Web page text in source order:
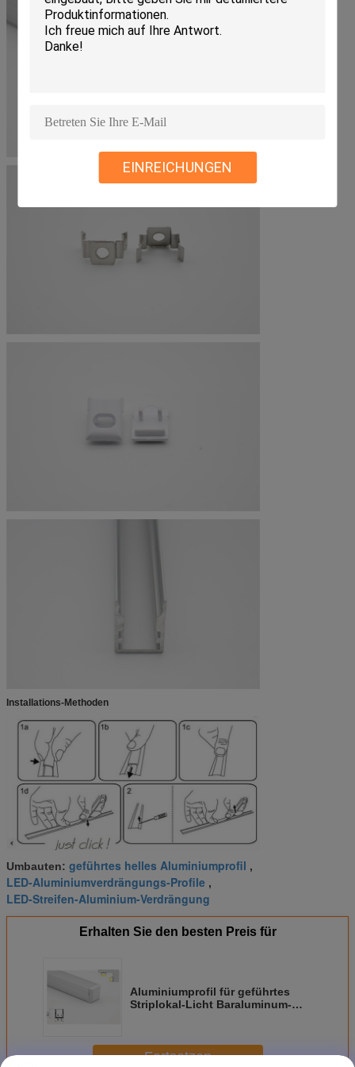
EINREICHUNGEN
Installations-Methoden
Umbauten: geführtes helles Aluminiumprofil ,
LED-Aluminiumverdrängungs-Profile ,
LED-Streifen-Aluminium-Verdrängung
Erhalten Sie den besten Preis für
Aluminiumprofil für geführtes
Striplokal-Licht Baraluminum-
Fortsetzen